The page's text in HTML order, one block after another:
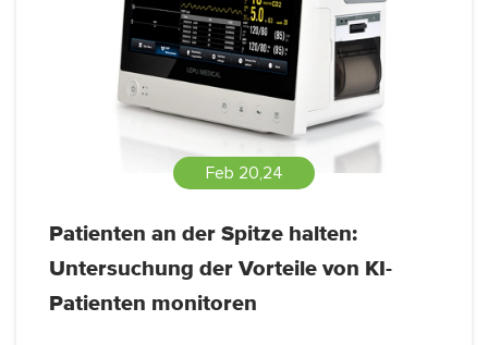
Feb 20,24
Patienten an der Spitze halten:
Untersuchung der Vorteile von KI-
Patienten monitoren